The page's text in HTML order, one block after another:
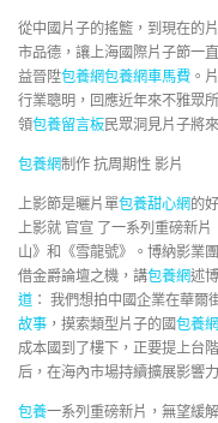
從中國片子的搖籃，到現在的
市品德，讓上海國際片子節一
益晉陞包養網包養網車馬費 。
行業聰明，回應近年來不雅眾
領包養留言板民眾洞見片子將
包養網制作 抗周期性 影片
上影節是曬片單包養甜心網的
上影就 官宣 了一系列重磅新
山》和《雪龍號》。博納影業
借金爵論壇之機，講包養網述
道 ： 我們想拍中國企業在華
故事 ，摸索類型片子的國包養
成本國到了樓下，正要提上台
后，在海內市場持續擴展影響
包養一系列重磅新片，無望緩